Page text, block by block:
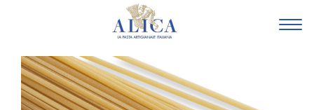
HOME
FAMIGLIA